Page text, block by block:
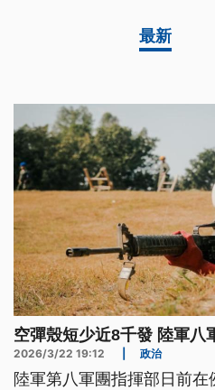
最新
空彈殼短少近8千發 陸軍八
2026/3/22 19:12 政治
陸軍第八軍團指揮部日前